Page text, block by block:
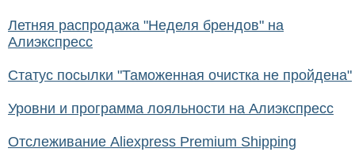
Летняя распродажа "Неделя брендов" на
Алиэкспресс
Статус посылки "Таможенная очистка не пройдена"
Уровни и программа лояльности на Алиэкспресс
Отслеживание Aliexpress Premium Shipping